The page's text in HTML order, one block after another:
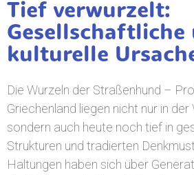
Tief verwurzelt:
Gesellschaftliche
kulturelle
Die Wurzeln der Straßenhund –
Griechenland liegen nicht nur in der
sondern auch heute noch tief in
Strukturen und tradierten
Haltungen haben sich über